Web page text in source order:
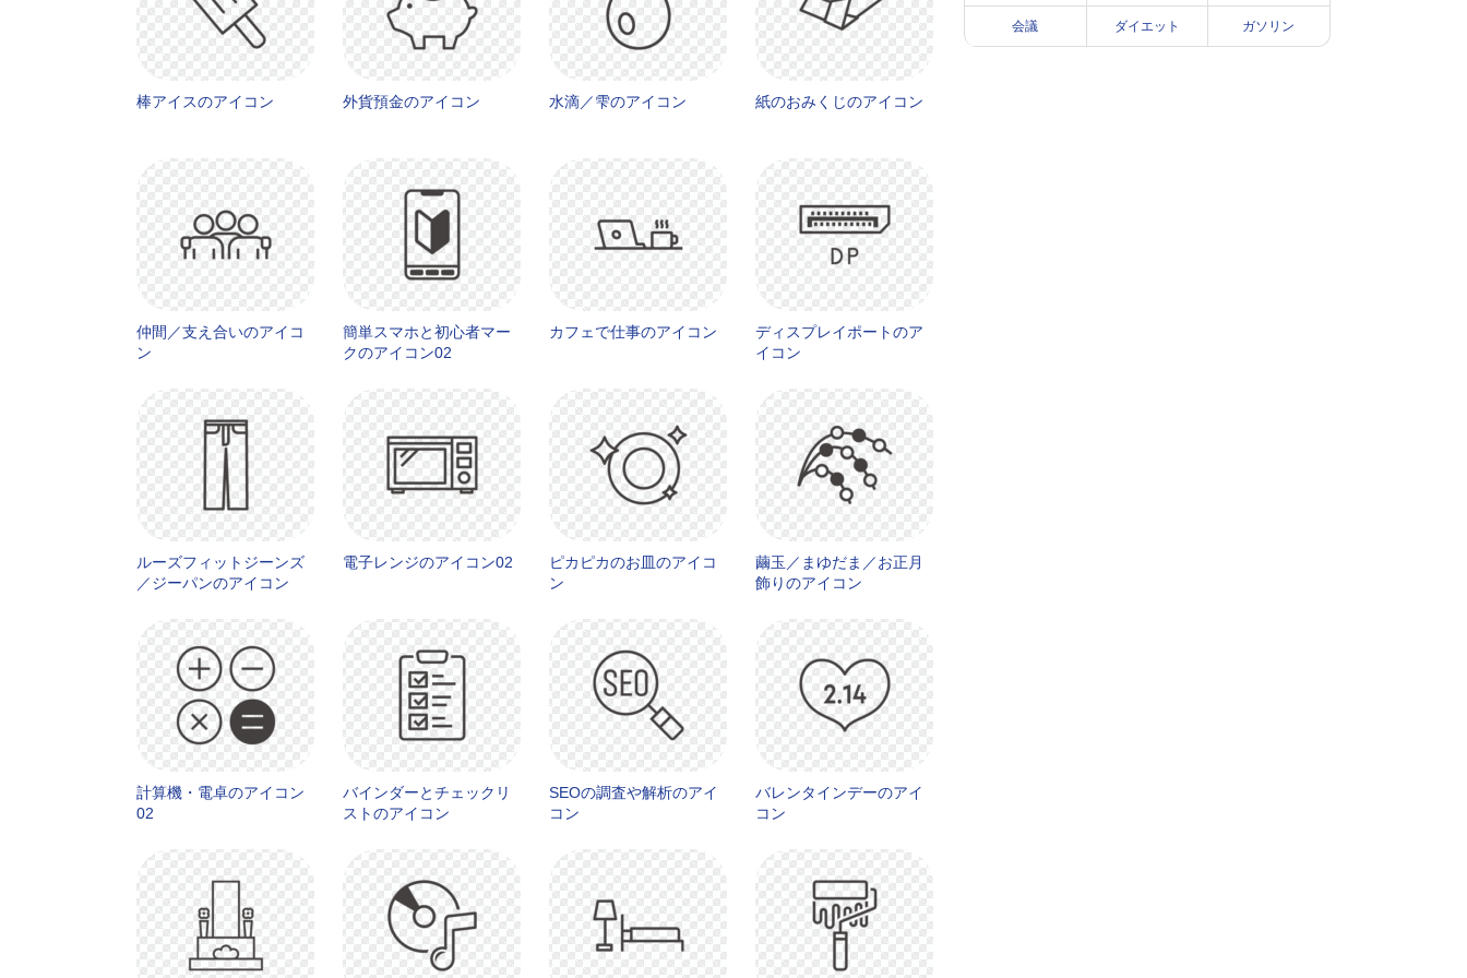
棒アイスのアイコン 外貨預金のアイコン 水滴／雫のアイコン 紙のおみくじのアイコン
仲間／支え合いのアイコ
ン
簡単スマホと初心者マー
クのアイコン02
カフェで仕事のアイコン
ディスプレイポートのア
イコン
ルーズフィットジーンズ
／ジーパンのアイコン
電子レンジのアイコン02
ピカピカのお皿のアイコ
ン
繭玉／まゆだま／お正月
飾りのアイコン
計算機・電卓のアイコン
02
バインダーとチェックリ
ストのアイコン
SEOの調査や解析のアイ
コン
バレンタインデーのアイ
コン
会議 ダイエット ガソリン